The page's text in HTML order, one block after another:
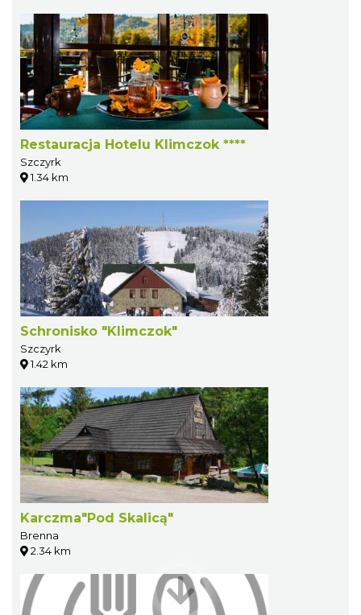
Restauracja Hotelu Klimczok ****
Szczyrk
1.34 km
Schronisko "Klimczok"
Szczyrk
1.42 km
Karczma"Pod Skalicą"
Brenna
2.34 km